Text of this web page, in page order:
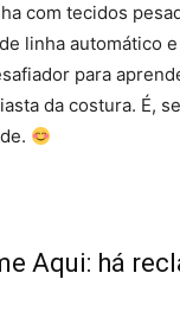
com tecidos
linha automático
para
da costura. É,
Aqui: há